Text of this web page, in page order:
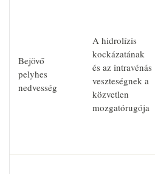
Bejövő
pelyhes
nedvesség
A hidrolízis
kockázatának
és az intravénás
veszteségnek a
közvetlen
mozgatórugója